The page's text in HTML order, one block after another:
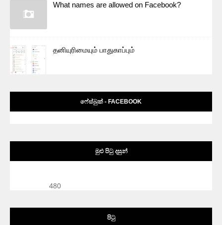
What names are allowed on Facebook?
தனியுரிமையும் பாதுகாப்பும்
ෆේස්බුක් - FACEBOOK
මුළු පිටු දසුන්
480
පිටු